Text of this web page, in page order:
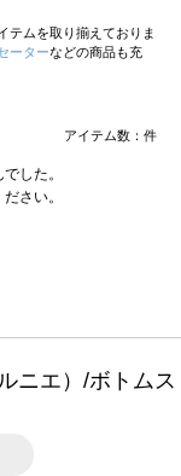
テムを取り揃えておりま
ーターなどの商品も充
アイテム数： 件
した。
さい。
ニエ）/ボトムス